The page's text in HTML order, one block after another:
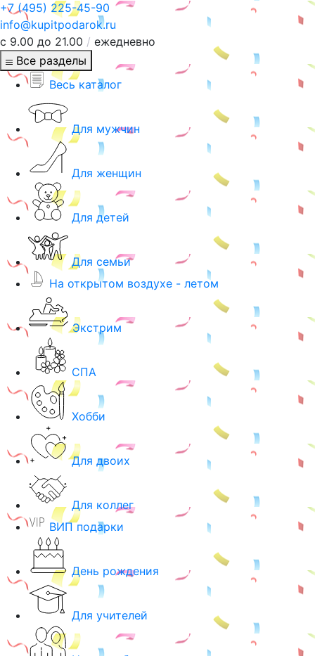
+7 (495) 225-45-90
info@kupitpodarok.ru
с 9.00 до 21.00 / ежедневно
Все разделы
Весь каталог
Для мужчин
Для женщин
Для детей
Для семьи
На открытом воздухе - летом
Экстрим
СПА
Хобби
Для двоих
Для коллег
ВИП подарки
День рождения
Для учителей